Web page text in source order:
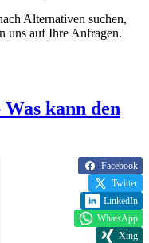
Alternativen suchen,
uns auf Ihre Anfragen.
kann den
Facebook
Twitter
LinkedIn
WhatsApp
Xing